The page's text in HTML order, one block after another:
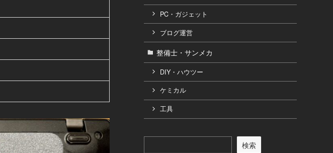
PC・ガジェット
ブログ運営
整備士・サンメカ
DIY・ハウツー
ケミカル
工具
検索